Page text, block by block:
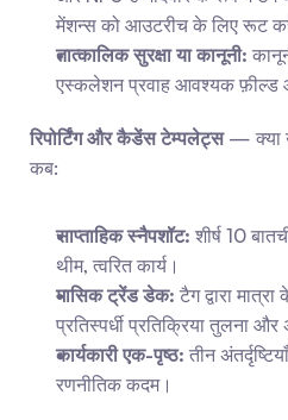
मेंशन्स को आउटरीच के लिए रूट
तात्कालिक सुरक्षा या कानूनी:
एस्कलेशन प्रवाह आवश्यक फ़ील्ड
रिपोर्टिंग और कैडेंस टेम्पलेट्स — क्या
कब:
साप्ताहिक स्नैपशॉट: शीर्ष 10
थीम, त्वरित कार्य।
मासिक ट्रेंड डेक: टैग द्वारा
प्रतिस्पर्धी प्रतिक्रिया तुलना
कार्यकारी एक-पृष्ठ: तीन
रणनीतिक कदम।